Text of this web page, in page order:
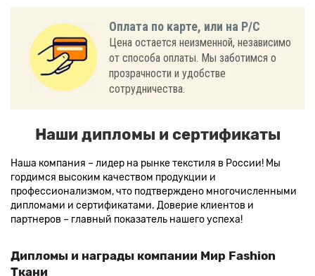
Оплата по карте, или на Р/С
Цена остается неизменной, независимо
от способа оплаты. Мы заботимся о
прозрачности и удобстве
сотрудничества.
Наши дипломы и сертификаты
Наша компания – лидер на рынке текстиля в России! Мы
гордимся высоким качеством продукции и
профессионализмом, что подтверждено многочисленными
дипломами и сертификатами. Доверие клиентов и
партнеров – главный показатель нашего успеха!
Дипломы и награды компании Мир Fashion
Ткани